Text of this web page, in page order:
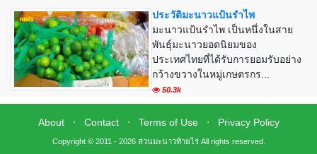
ประวัติมะนาวแป้นรำไพ
มะนาวแป้นรำไพ เป็นหนึ่งในสาย
พันธุ์มะนาวยอดนิยมของ
ประเทศไทยที่ได้รับการยอมรับอย่าง
กว้างขวางในหมู่เกษตรกร...
50.3k
About ⋅ Contact ⋅ Terms of Use ⋅ Privacy Policy
Copyright © 2011 - 2026 สวนมะนาวท้ายไร่ All rights reserved.